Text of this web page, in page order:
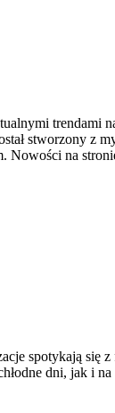
trendami
stworzony z
Nowości na
spotykają się
dni, jak i na